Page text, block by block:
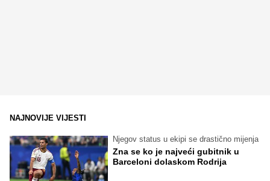
NAJNOVIJE VIJESTI
Njegov status u ekipi se drastično mijenja
Zna se ko je najveći gubitnik u
Barceloni dolaskom Rodrija